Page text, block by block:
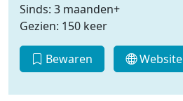
Sinds: 3 maanden+
Gezien: 150 keer
Bewaren Website